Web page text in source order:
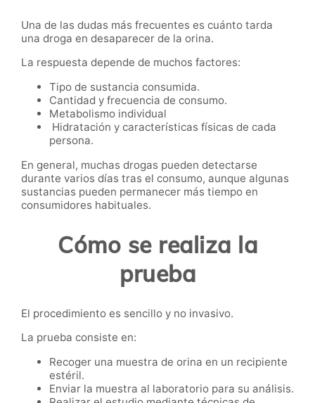
Una de las dudas más frecuentes es cuánto tarda
una droga en desaparecer de la orina.
La respuesta depende de muchos factores:
Tipo de sustancia consumida.
Cantidad y frecuencia de consumo.
Metabolismo individual
Hidratación y características físicas de cada
persona.
En general, muchas drogas pueden detectarse
durante varios días tras el consumo, aunque algunas
sustancias pueden permanecer más tiempo en
consumidores habituales.
Cómo se realiza la
prueba
El procedimiento es sencillo y no invasivo.
La prueba consiste en:
Recoger una muestra de orina en un recipiente
estéril.
Enviar la muestra al laboratorio para su análisis.